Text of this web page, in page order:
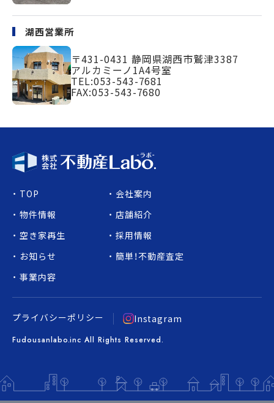
湖西営業所
〒431-0431 静岡県湖西市鷲津3387
アルカミーノ1A4号室
TEL:053-543-7681
FAX:053-543-7680
プライバシーポリシー Instagram
Fudousanlabo.inc All Rights Reserved.
TOP
お知らせ
店舗紹介
物件情報
事業内容
採用情報
空き家再生
会社案内
簡単！不動産査定